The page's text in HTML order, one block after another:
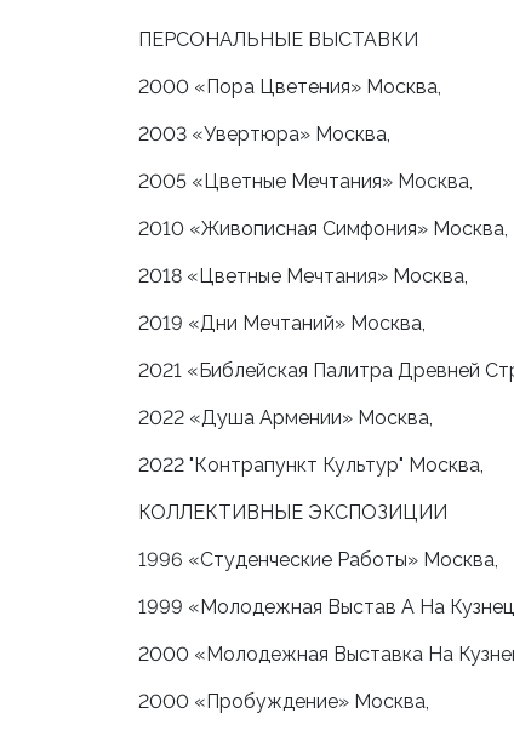
ПЕРСОНАЛЬНЫЕ ВЫСТАВКИ
2000 «Пора Цветения» Москва,
2003 «Увертюра» Москва,
2005 «Цветные Мечтания» Москва,
2010 «Живописная Симфония» Москва,
2018 «Цветные Мечтания» Москва,
2019 «Дни Мечтаний» Москва,
2021 «Библейская Палитра Древней
2022 «Душа Армении» Москва,
2022 "Контрапункт Культур" Москва,
КОЛЛЕКТИВНЫЕ ЭКСПОЗИЦИИ
1996 «Студенческие Работы» Москва,
1999 «Молодежная Выстав А На
2000 «Молодежная Выставка На
2000 «Пробуждение» Москва,